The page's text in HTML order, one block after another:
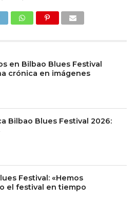
en Bilbao Blues Festival
crónica en imágenes
Bilbao Blues Festival 2026:
Festival: «Hemos
el festival en tiempo